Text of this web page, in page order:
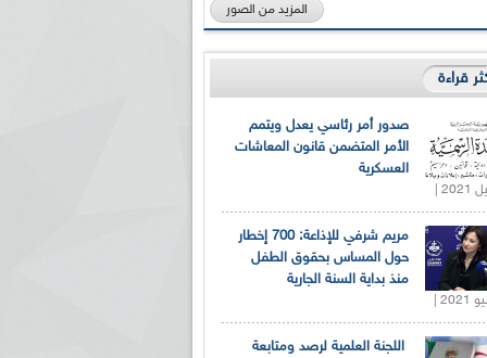
المزيد من الصور
قراءة
صدور أمر رئاسي يعدل ويتمم
الأمر المتضمن قانون المعاشات
العسكرية
مريم شرفي للإذاعة: 700 إخطار
حول المساس بحقوق الطفل
منذ بداية السنة الجارية
اللجنة العلمية لرصد ومتابعة